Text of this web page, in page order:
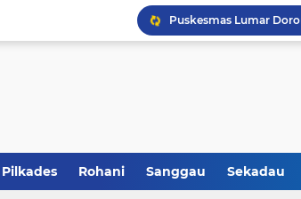
Pilkades Rohani Sanggau Sekadau